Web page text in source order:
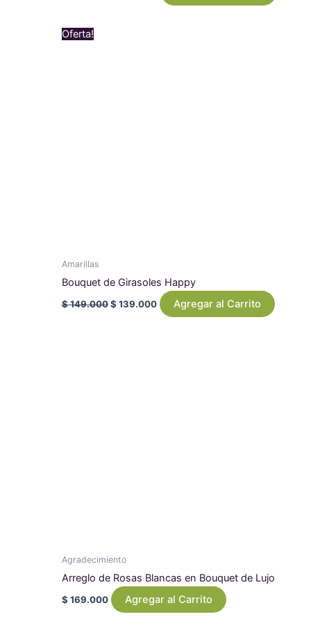
Oferta!
Amarillas
Bouquet de Girasoles Happy
$149.000 $ 139.000 Agregar al Carrito
Agradecimiento
Arreglo de Rosas Blancas en Bouquet de Lujo
$ 169.000 Agregar al Carrito